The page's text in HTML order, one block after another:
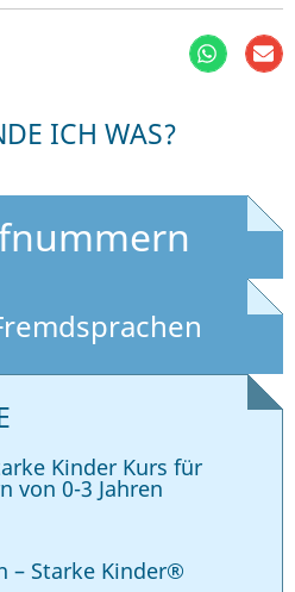
ICH WAS?
Kinder Kurs für
von 0-3 Jahren
– Starke Kinder®